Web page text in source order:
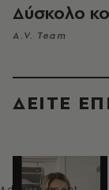
Δύσκολο
A.V. Team
ΔΕΙΤΕ